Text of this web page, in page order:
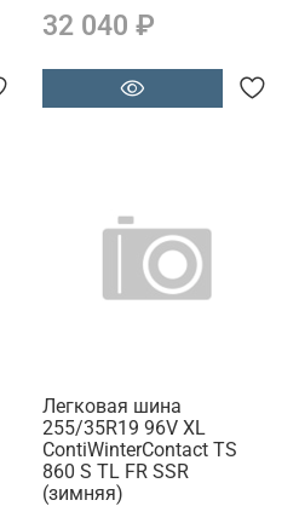
32 040 ₽
Легковая шина
255/35R19 96V XL
ContiWinterContact TS
860 S TL FR SSR
(зимняя)